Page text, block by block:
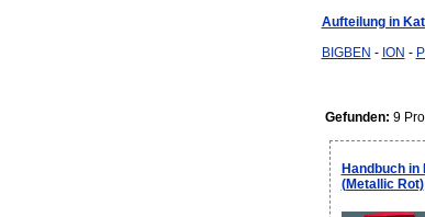
Aufteilung in
BIGBEN - ION -
Gefunden: 9
Handbuch in
(Metallic Rot)